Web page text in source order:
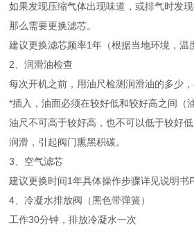
如果发现压缩气体出现味道，或排气时发
那么需要更换滤芯。
建议更换滤芯频率1年（根据当地环境，温
2、润滑油检查
每次开机之前，用油尺检测润滑油的多少
*插入，油面必须在较好低和较好高之间（
油尺不可高于较好高，也不可以低于较好
润滑，引起阀门熏黑积碳。
3、空气滤芯
建议更换时间1年具体操作步骤详见说明书
4、冷凝水排放阀（黑色带弹簧）
工作30分钟，排放冷凝水一次